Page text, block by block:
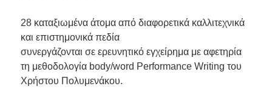
28 καταξιωμένα άτομα από διαφορετικά καλλιτεχνικά
και επιστημονικά πεδία
συνεργάζονται σε ερευνητικό εγχείρημα με αφετηρία
τη μεθοδολογία body/word Performance Writing του
Χρήστου Πολυμενάκου.